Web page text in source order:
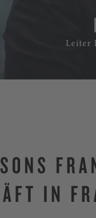
Leiter
IN